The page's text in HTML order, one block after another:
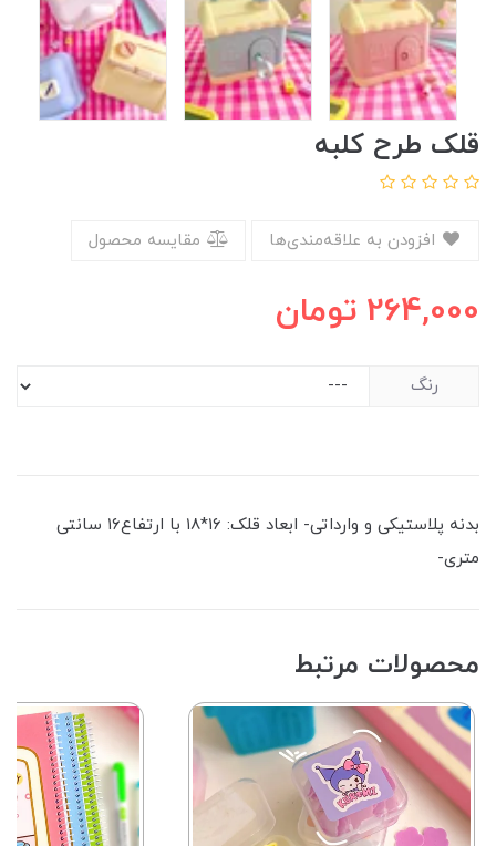
قلک طرح کلبه
مقایسه محصول
264,000 تومان
رنگ
بدنه پلاستیکی و وارداتی- ابعاد قلک: ۱۶*۱۸ با ارتفاع۱۶ سانتی
متری-
محصولات مرتبط